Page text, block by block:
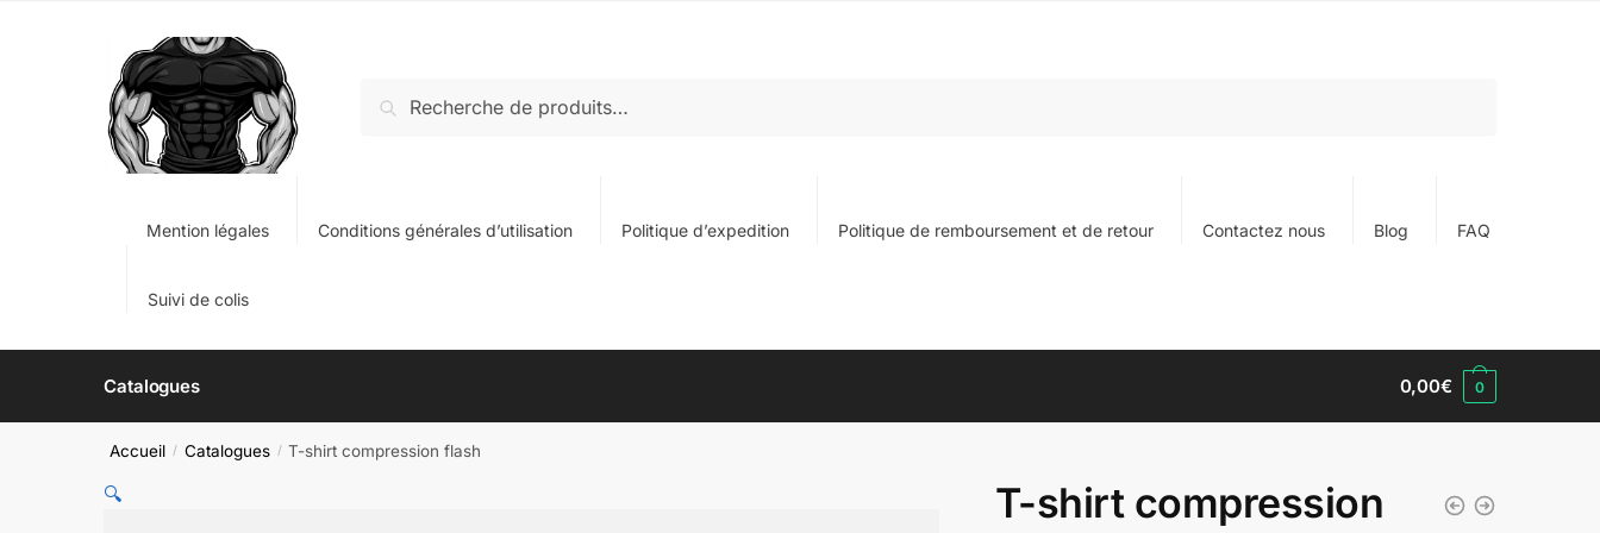
pour :
Mention légales Conditions générales d’utilisation Politique d’expedition Politique de remboursement et de retour Contactez nous Blog FAQ
Suivi de colis
Catalogues 0,00€ 0
Accueil / Catalogues / T-shirt compression flash
🔍
T-shirt compression